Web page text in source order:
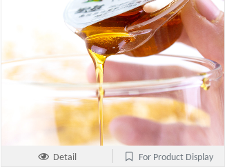
Detail For Product Display